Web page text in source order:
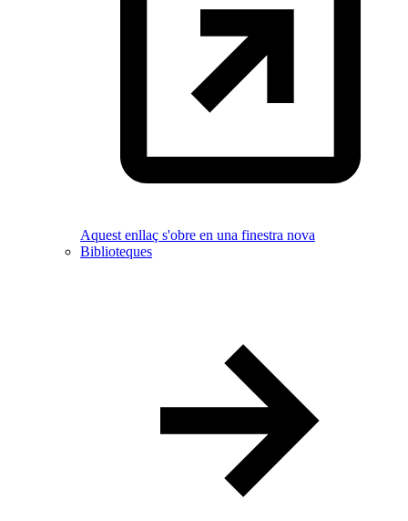
Aquest enllaç s'obre en una finestra nova
Biblioteques